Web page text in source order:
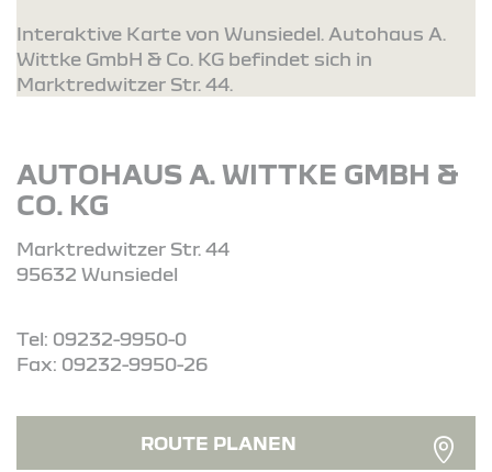
Interaktive Karte von Wunsiedel. Autohaus A.
Wittke GmbH & Co. KG befindet sich in
Marktredwitzer Str. 44.
AUTOHAUS A. WITTKE GMBH &
CO. KG
Marktredwitzer Str. 44
95632 Wunsiedel
Tel: 09232-9950-0
Fax: 09232-9950-26
ROUTE PLANEN